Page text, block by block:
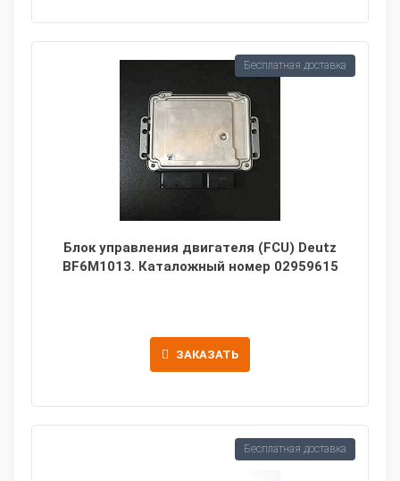
Блок управления двигателя (FCU) Deutz
BF6M1013. Каталожный номер 02959615
ЗАКАЗАТЬ
Бесплатная доставка
Бесплатная доставка